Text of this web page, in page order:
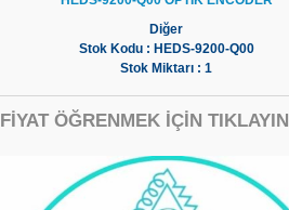
Diğer
Stok Kodu : HEDS-9200-Q00
Stok Miktarı : 1
FİYAT ÖĞRENMEK İÇİN TIKLAYIN